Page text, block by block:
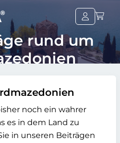
rund um
noch ein wahrer
es in dem Land zu
in unseren Beiträgen